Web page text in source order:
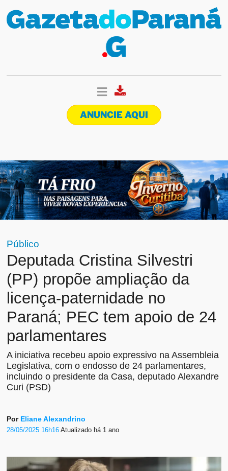
ANUNCIE AQUI
Público
Deputada Cristina Silvestri
(PP) propõe ampliação da
licença-paternidade no
Paraná; PEC tem apoio de 24
parlamentares
A iniciativa recebeu apoio expressivo na Assembleia
Legislativa, com o endosso de 24 parlamentares,
incluindo o presidente da Casa, deputado Alexandre
Curi (PSD)
Por Eliane Alexandrino
28/05/2025 16h16Atualizado há 1 ano